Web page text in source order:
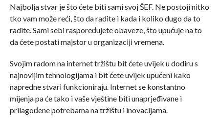
Najbolja stvar je što ćete biti sami svoj ŠEF. Ne postoji nitko
tko vam može reći, što da radite i kada i koliko dugo da to
radite. Sami sebi raspoređujete obaveze, što upućuje na to
da ćete postati majstor u organizaciji vremena.
Svojim radom na internet tržištu bit ćete uvijek u dodiru s
najnovijim tehnologijama i bit ćete uvijek upućeni kako
napredne stvari funkcioniraju. Internet se konstantno
mijenja pa će tako i vaše vještine biti unaprjeđivane i
prilagođene potrebama na tržištu i inovacijama.